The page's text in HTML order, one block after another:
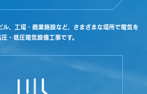
、工場・商業施設など、さまざまな場所で電気を
・低圧電気設備工事です。